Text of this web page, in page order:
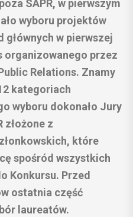
SAPR, w pierwszym
wyboru projektów
głównych w pierwszej
organizowanego przez
Relations. Znamy
kategoriach
wyboru dokonało Jury
złożone z
które
spośród wszystkich
Konkursu. Przed
ostatnia część
laureatów.